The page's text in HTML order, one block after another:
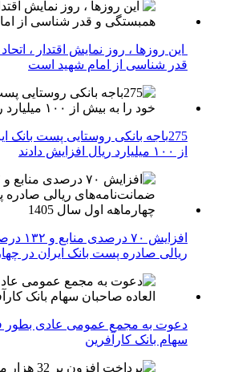
این روزها ، روز نمایش اقتدار ،
قدر شناسی از امام شهید است
275باجه بانکی روستایی پست بانک
از ۱۰۰ میلیارد ریال افزایش دادند
افزایش
ریالی صادره پست بانک ایران در
دعوت به مجمع عمومی عادی بطور
سهام بانک کارآفرین